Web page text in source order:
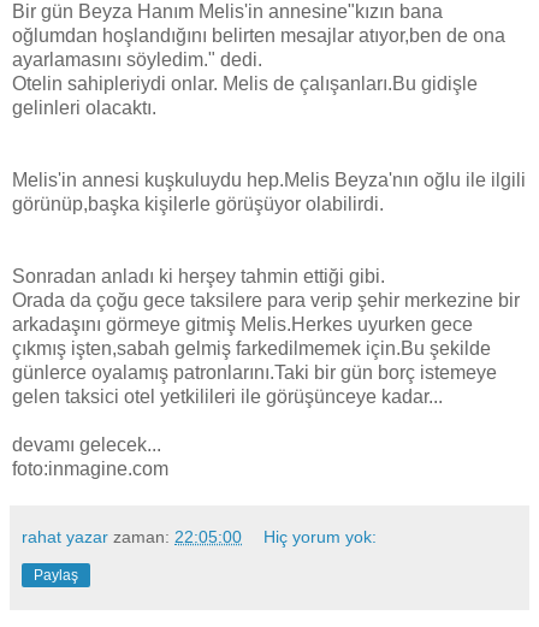
Bir gün Beyza Hanım Melis'in annesine"kızın bana
oğlumdan hoşlandığını belirten mesajlar atıyor,ben de ona
ayarlamasını söyledim." dedi.
Otelin sahipleriydi onlar. Melis de çalışanları.Bu gidişle
gelinleri olacaktı.
Melis'in annesi kuşkuluydu hep.Melis Beyza'nın oğlu ile ilgili
görünüp,başka kişilerle görüşüyor olabilirdi.
Sonradan anladı ki herşey tahmin ettiği gibi.
Orada da çoğu gece taksilere para verip şehir merkezine bir
arkadaşını görmeye gitmiş Melis.Herkes uyurken gece
çıkmış işten,sabah gelmiş farkedilmemek için.Bu şekilde
günlerce oyalamış patronlarını.Taki bir gün borç istemeye
gelen taksici otel yetkilileri ile görüşünceye kadar...
devamı gelecek...
foto:inmagine.com
rahat yazar zaman: 22:05:00 Hiç yorum yok:
Paylaş